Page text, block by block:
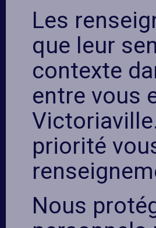
Les
que leur
contexte
entre vous
priorité
Nous